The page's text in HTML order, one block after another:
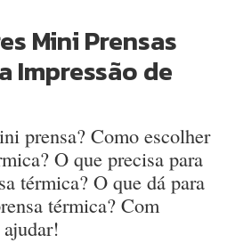
Mini Prensas
Impressão de
prensa? Como escolher
O que precisa para
térmica? O que dá para
térmica? Com